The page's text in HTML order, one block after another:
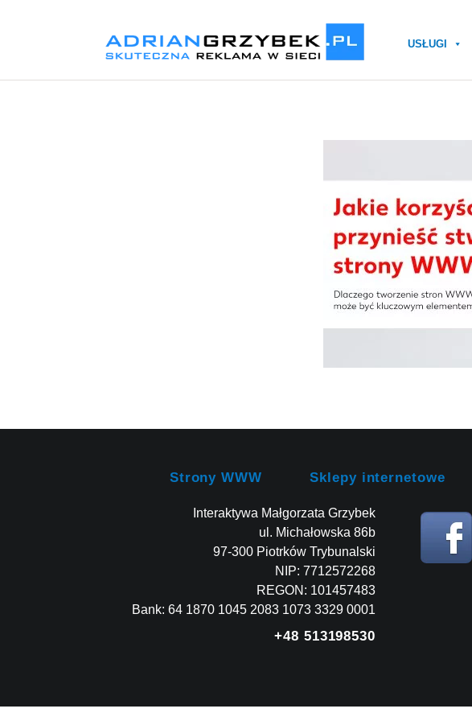
USŁUGI
Strony WWW Sklepy internetowe
Interaktywa Małgorzata Grzybek
ul. Michałowska 86b
97-300 Piotrków Trybunalski
NIP: 7712572268
REGON: 101457483
Bank: 64 1870 1045 2083 1073 3329 0001
+48 513198530